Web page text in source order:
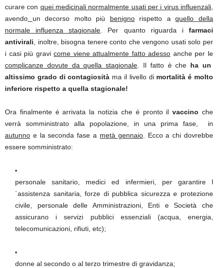
curare con quei medicinali normalmente usati per i virus influenzali,
avendo
un decorso molto più benignorispetto aquello della
normale influenza stagionale . Per quanto riguarda ifarmaci
antivirali , inoltre, bisogna tenere conto che vengono usati solo per
i casi più gravicome viene attualmente fatto adesso anche per le
complicanze dovute da quella stagionale . Il fatto è che ha un
altissimo grado di contagiosità ma il livello di mortalità é molto
inferiore rispetto a quella stagionale!
Ora finalmente é arrivata la notizia che é pronto ilvaccino che
verrà somministrato alla popolazione, in una prima fase, in
autunno e la seconda fase a metà gennaio. Ecco a chi dovrebbe
essere somministrato:
personale sanitario, medici ed infermieri, per garantire l
´assistenza sanitaria, forze di pubblica sicurezza e protezione
civile, personale delle Amministrazioni, Enti e Società che
assicurano i servizi pubblici essenziali (acqua, energia,
telecomunicazioni, rifiuti, etc);
donne al secondo o al terzo trimestre di gravidanza;